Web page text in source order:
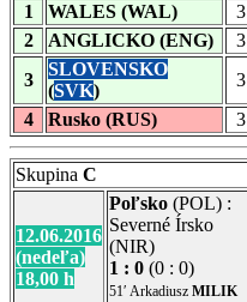
1
WALES (WAL) 3
2
ANGLICKO (ENG) 3
3
SLOVENSKO
(SVK)
3
4
Rusko (RUS) 3
Skupina C
12.06.2016
(nedeľa)
18,00 h
Poľsko (POL) :
Severné Írsko
(NIR)
1 : 0 (0 : 0)
51′ Arkadiusz MILIK